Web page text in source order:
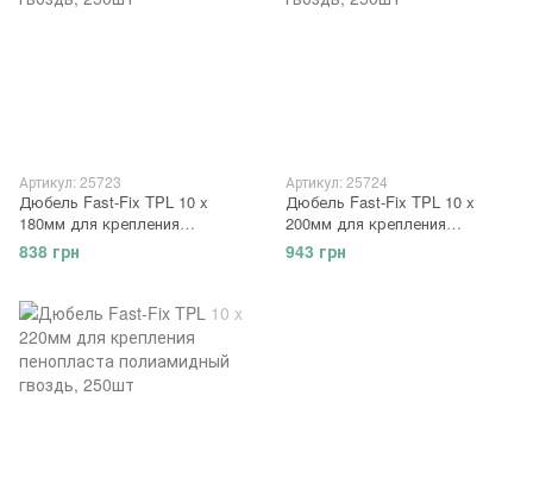
Артикул: 25723
Дюбель Fast-Fix TPL 10 x
180мм для крепления
пенопласта полиамидный
гвоздь, 250шт
838 грн
Артикул: 25724
Дюбель Fast-Fix TPL 10 x
200мм для крепления
пенопласта полиамидный
гвоздь, 250шт
943 грн